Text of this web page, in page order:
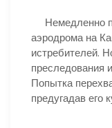
Немедленно
аэродрома на
истребителей.
преследования
Попытка
предугадав его